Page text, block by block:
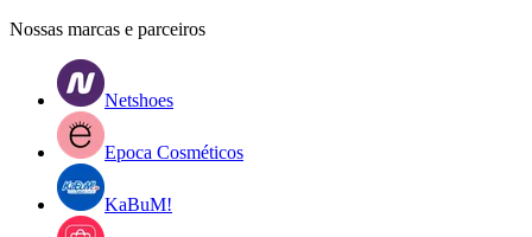
Nossas marcas e parceiros
Netshoes
Epoca Cosméticos
KaBuM!